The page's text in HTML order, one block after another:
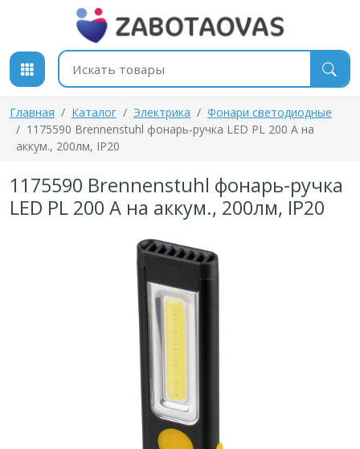
К содержимому
Поиск товаров
Главная Каталог Электрика
Фонари светодиодные
1175590 Brennenstuhl фонарь-ручка LED PL 200 A на
аккум., 200лм, IP20
1175590 Brennenstuhl фонарь-ручка
LED PL 200 A на аккум., 200лм, IP20